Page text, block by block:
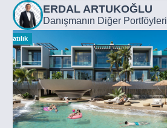
ERDAL ARTUKOĞLU
Danışmanın Diğer Portföyleri
Satılık